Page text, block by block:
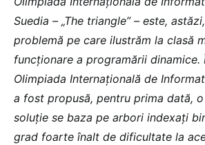
Suedia – „The triangle” – este,
problemă pe care ilustrăm la clasă
funcționare a programării dinamice.
Olimpiada Internațională de
a fost propusă, pentru prima dată,
soluție se baza pe arbori indexați
grad foarte înalt de dificultate la